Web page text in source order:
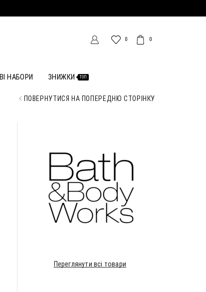
0 0
НАБОРИ ЗНИЖКИ ТОП
ПОВЕРНУТИСЯ НА ПОПЕРЕДНЮ СТОРІНКУ
Переглянути всі товари